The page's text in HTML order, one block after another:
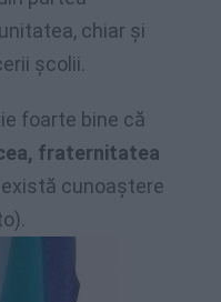
chiar şi
şcolii.
foarte bine că
fraternitatea
cunoaştere